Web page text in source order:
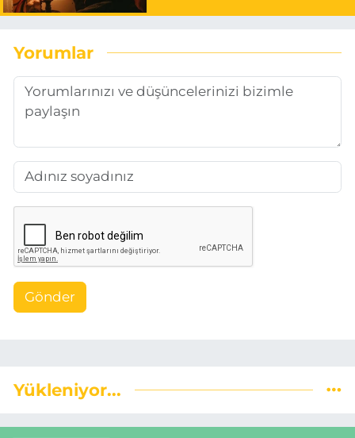
Yorumlar
Gönder
Yükleniyor...